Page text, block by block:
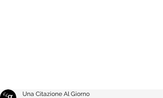
Una Citazione Al Giorno